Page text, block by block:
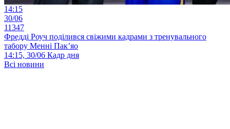
14:15
30/06
11347
Фредді Роуч поділився свіжими кадрами з тренувального
табору Менні Пак’яо
14:15, 30/06 Кадр дня
Всі новини